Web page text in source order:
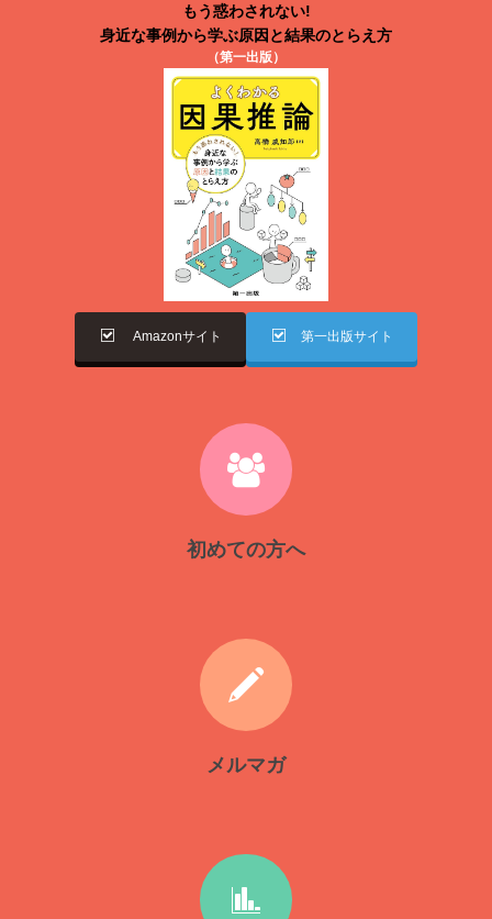
もう惑わされない!
身近な事例から学ぶ原因と結果のとらえ方
（第一出版）
Amazonサイト 第一出版サイト
初めての方へ
メルマガ